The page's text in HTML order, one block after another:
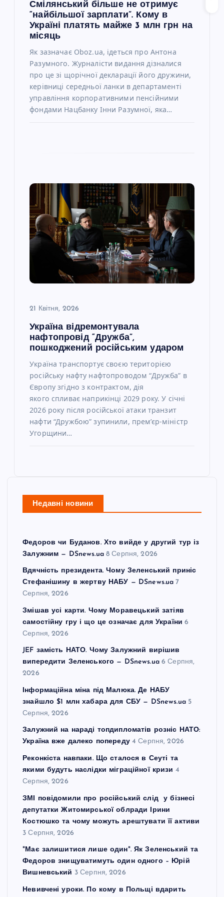
Смілянський більше не отримує
“найбільшої зарплати”. Кому в
Україні платять майже 3 млн грн на
місяць
Як зазначає Oboz.ua, ідеться про Антона
Разумного. Журналісти видання дізналися
про це зі щорічної декларації його дружини,
керівниці середньої ланки в департаменті
управління корпоративними пенсійними
фондами Нацбанку Інни Разумної, яка…
21 Квітня, 2026
Україна відремонтувала
нафтопровід “Дружба”,
пошкоджений російським ударом
Україна транспортує своєю територією
російську нафту нафтопроводом “Дружба” в
Європу згідно з контрактом, дія
якого спливає наприкінці 2029 року. У січні
2026 року після російської атаки транзит
нафти “Дружбою” зупинили, прем’єр-міністр
Угорщини…
Недавні новини
Федоров чи Буданов. Хто вийде у другий тур із
Залужним — DSnews.ua 8 Серпня, 2026
Вдячність президента. Чому Зеленський приніс
Стефанішину в жертву НАБУ — DSnews.ua 7
Серпня, 2026
Змішав усі карти. Чому Моравецький затіяв
самостійну гру і що це означає для України 6
Серпня, 2026
JEF замість НАТО. Чому Залужний вирішив
випередити Зеленського — DSnews.ua 6 Серпня,
2026
Інформаційна міна під Малюка. Де НАБУ
знайшло $1 млн хабара для СБУ — DSnews.ua 5
Серпня, 2026
Залужний на нараді топдипломатів розніс НАТО:
Україна вже далеко попереду 4 Серпня, 2026
Реконкіста навпаки. Що сталося в Сеуті та
якими будуть наслідки міграційної кризи 4
Серпня, 2026
ЗМІ повідомили про російський слід у бізнесі
депутатки Житомирської облради Ірини
Костюшко та чому можуть арештувати її активи
3 Серпня, 2026
"Має залишитися лише один". Як Зеленський та
Федоров знищуватимуть один одного – Юрій
Вишневський 3 Серпня, 2026
Невивчені уроки. По кому в Польщі вдарить